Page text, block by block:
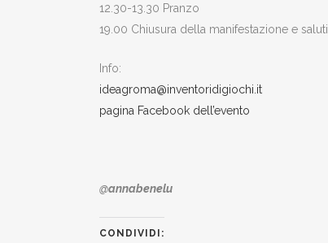
12.30-13.30 Pranzo
19.00 Chiusura della manifestazione e saluti
Info:
ideagroma@inventoridigiochi.it
pagina Facebook dell’evento
@annabenelu
CONDIVIDI: